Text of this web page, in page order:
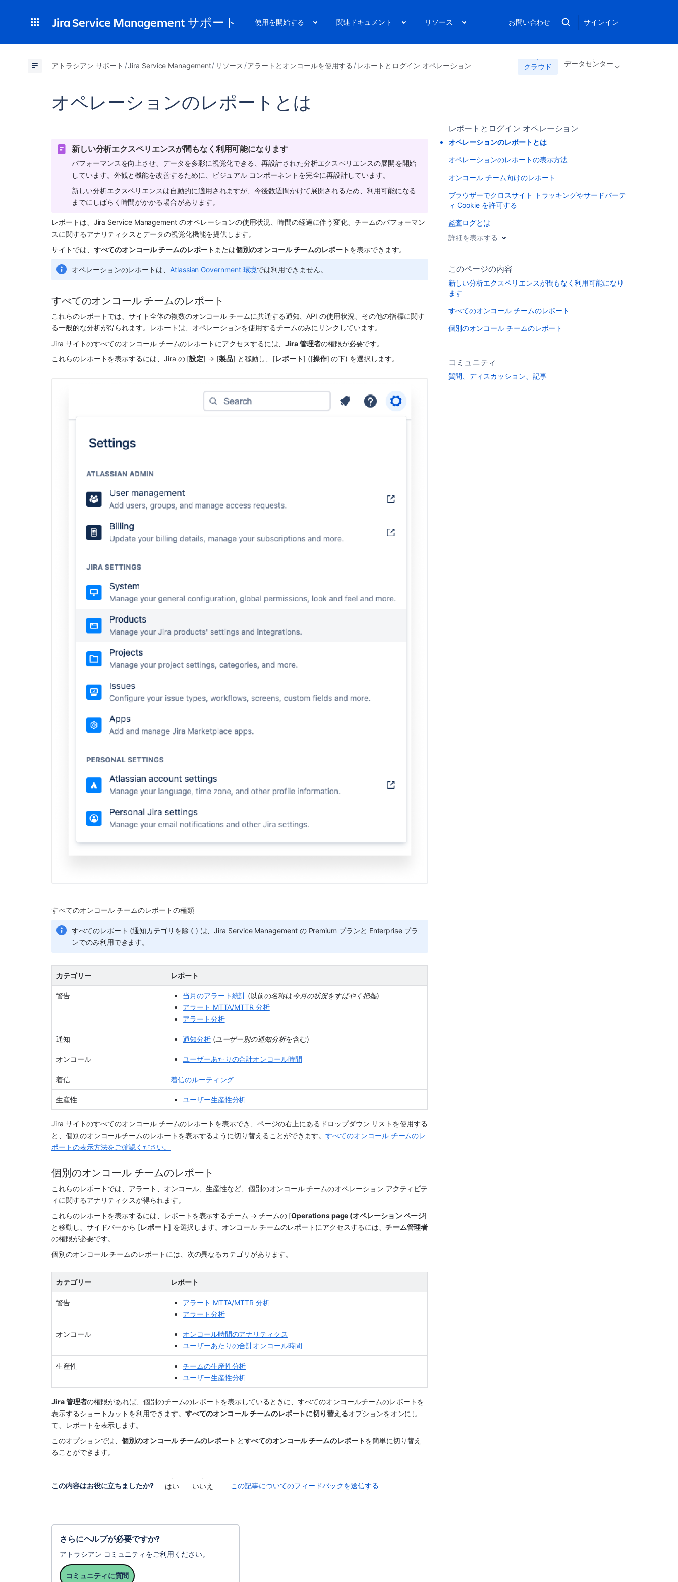
Jira Service Management サポート 使用を開始する 関連ドキュメント リソース お問い合わせ サインイン
アトラシアン サポート Jira Service Management リソース アラートとオンコールを使用する レポートとログイン オペレーション クラウド データセンター
オペレーションのレポートとは
新しい分析エクスペリエンスが間もなく利用可能になります
パフォーマンスを向上させ、データを多彩に視覚化できる、再設計された分析エクスペリエンスの展開を開始
しています。外観と機能を改善するために、ビジュアル コンポーネントを完全に再設計しています。
新しい分析エクスペリエンスは自動的に適用されますが、今後数週間かけて展開されるため、利用可能になる
までにしばらく時間がかかる場合があります。
レポートは、Jira Service Management のオペレーションの使用状況、時間の経過に伴う変化、チームのパフォーマン
スに関するアナリティクスとデータの視覚化機能を提供します。
サイトでは、 すべてのオンコール チームのレポート または個別のオンコール チームのレポートを表示できます。
オペレーションのレポートは、Atlassian Government 環境では利用できません。
すべてのオンコール チームのレポート
これらのレポートでは、サイト全体の複数のオンコール チームに共通する通知、API の使用状況、その他の指標に関す
る一般的な分析が得られます。レポートは、オペレーションを使用するチームのみにリンクしています。
Jira サイトのすべてのオンコール チームのレポートにアクセスするには、Jira 管理者の権限が必要です。
これらのレポートを表示するには、Jira の [設定] → [製品] と移動し、[レポート] ([操作] の下) を選択します。
すべてのオンコール チームのレポートの種類
すべてのレポート (通知カテゴリを除く) は、Jira Service Management の Premium プランと Enterprise プラ
ンでのみ利用できます。
カテゴリー レポート
警告 当月のアラート統計 (以前の名称は今月の状況をすばやく把握)
アラート MTTA/MTTR 分析
アラート分析
通知 通知分析 (ユーザー別の通知分析を含む)
オンコール ユーザーあたりの合計オンコール時間
着信 着信のルーティング
生産性 ユーザー生産性分析
Jira サイトのすべてのオンコール チームのレポートを表示でき、ページの右上にあるドロップダウン リストを使用する
と、個別のオンコールチームのレポートを表示するように切り替えることができます。すべてのオンコール チームのレ
ポートの表示方法をご確認ください。
個別のオンコール チームのレポート
これらのレポートでは、アラート、オンコール、生産性など、個別のオンコール チームのオペレーション アクティビテ
ィに関するアナリティクスが得られます。
これらのレポートを表示するには、レポートを表示するチーム → チームの [Operations page (オペレーション ページ]
と移動し、サイドバーから [レポート] を選択します。オンコール チームのレポートにアクセスするには、チーム管理者
の権限が必要です。
個別のオンコール チームのレポートには、次の異なるカテゴリがあります。
カテゴリー レポート
警告
アラート MTTA/MTTR 分析
アラート分析
オンコール
オンコール時間のアナリティクス
ユーザーあたりの合計オンコール時間
生産性
チームの生産性分析
ユーザー生産性分析
Jira 管理者の権限があれば、個別のチームのレポートを表示しているときに、すべてのオンコールチームのレポートを
表示するショートカットを利用できます。 すべてのオンコール チームのレポートに切り替えるオプションをオンにし
て、レポートを表示します。
このオプションでは、個別のオンコール チームのレポート とすべてのオンコール チームのレポートを簡単に切り替え
ることができます。
この内容はお役に立ちましたか? はい いいえ この記事についてのフィードバックを送信する
さらにヘルプが必要ですか?
アトラシアン コミュニティをご利用ください。
コミュニティに質問
レポートとログイン オペレーション
オペレーションのレポートとは
オペレーションのレポートの表示方法
オンコール チーム向けのレポート
ブラウザーでクロスサイト トラッキングやサードパーテ
ィ Cookie を許可する
監査ログとは
詳細を表示する
このページの内容
新しい分析エクスペリエンスが間もなく利用可能になり
ます
すべてのオンコール チームのレポート
個別のオンコール チームのレポート
コミュニティ
質問、ディスカッション、記事